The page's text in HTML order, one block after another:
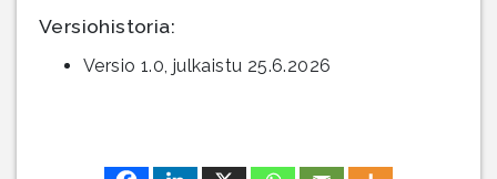
Versiohistoria:
Versio 1.0, julkaistu 25.6.2026